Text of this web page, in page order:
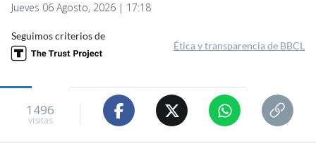
Jueves 06 Agosto, 2026 | 17:18
Seguimos criterios de
Ética y transparencia de BBCL
1496
visitas